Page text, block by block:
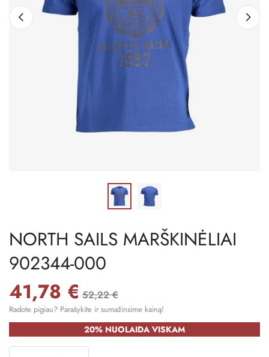
NORTH SAILS MARŠKINĖLIAI
902344-000
41,78 € 52,22 €
Radote pigiau? Parašykite ir sumažinsime kainą!
20% NUOLAIDA VISKAM